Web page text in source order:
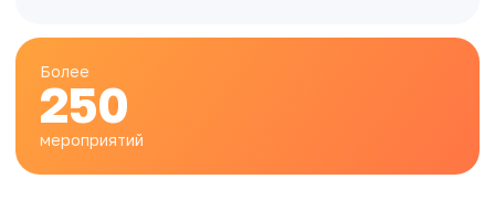
Более
250
мероприятий